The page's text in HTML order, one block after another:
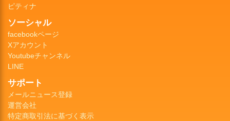
ピティナ
ソーシャル
facebookページ
Xアカウント
Youtubeチャンネル
LINE
サポート
メールニュース登録
運営会社
特定商取引法に基づく表示